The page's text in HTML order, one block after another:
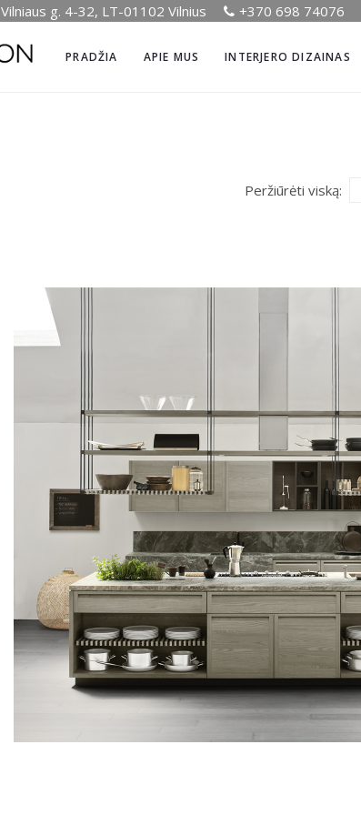
Vilniaus g. 4-32, LT-01102 Vilnius +370 698 74076
PRADŽIA APIE MUS INTERJERO DIZAINAS
Peržiūrėti viską: